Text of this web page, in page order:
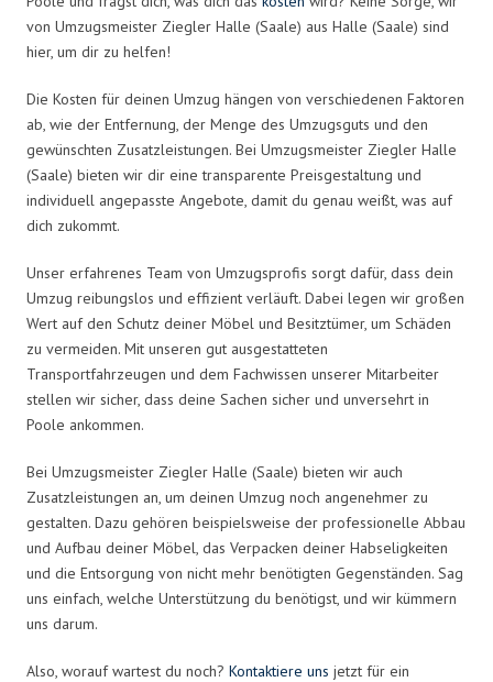
von Umzugsmeister Ziegler Halle (Saale) aus Halle (Saale) sind
hier, um dir zu helfen!
Die Kosten für deinen Umzug hängen von verschiedenen Faktoren
ab, wie der Entfernung, der Menge des Umzugsguts und den
gewünschten Zusatzleistungen. Bei Umzugsmeister Ziegler Halle
(Saale) bieten wir dir eine transparente Preisgestaltung und
individuell angepasste Angebote, damit du genau weißt, was auf
dich zukommt.
Unser erfahrenes Team von Umzugsprofis sorgt dafür, dass dein
Umzug reibungslos und effizient verläuft. Dabei legen wir großen
Wert auf den Schutz deiner Möbel und Besitztümer, um Schäden
zu vermeiden. Mit unseren gut ausgestatteten
Transportfahrzeugen und dem Fachwissen unserer Mitarbeiter
stellen wir sicher, dass deine Sachen sicher und unversehrt in
Poole ankommen.
Bei Umzugsmeister Ziegler Halle (Saale) bieten wir auch
Zusatzleistungen an, um deinen Umzug noch angenehmer zu
gestalten. Dazu gehören beispielsweise der professionelle Abbau
und Aufbau deiner Möbel, das Verpacken deiner Habseligkeiten
und die Entsorgung von nicht mehr benötigten Gegenständen. Sag
uns einfach, welche Unterstützung du benötigst, und wir kümmern
uns darum.
Also, worauf wartest du noch? Kontaktiere uns jetzt für ein